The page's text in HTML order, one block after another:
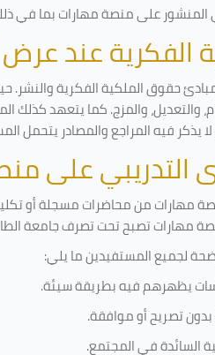
على منصة مهارات بما في ذلك
الفكرية عند
حقوق الملكية الفكرية
والمزج. كما يتعهد كذلك
يذكر فيه المراجع والمصادر يتحمل
التدريبي على
من محاضرات مسجلة أو
مهارات تصبح تحت تصرف جامعة
لجميع المستفيدين ما يلي:
يظهرهم فيه بطريقة سيئة.
تصريح أو موافقة.
السائدة في المجتمع.